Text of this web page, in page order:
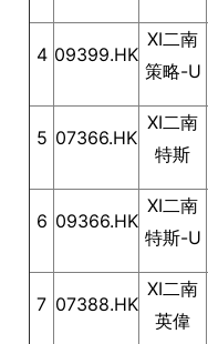
4 09399.HK
XI二南
策略-U
5 07366.HK
XI二南
特斯
6 09366.HK
XI二南
特斯-U
7 07388.HK
XI二南
英偉